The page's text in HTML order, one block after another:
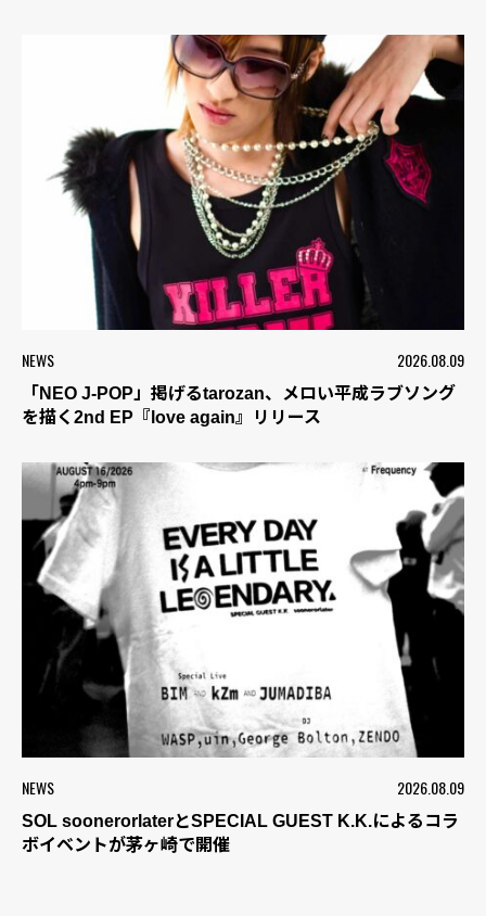
NEWS 2026.08.09
「NEO J-POP」掲げるtarozan、メロい平成ラブソング
を描く2nd EP『love again』リリース
NEWS 2026.08.09
SOL soonerorlaterとSPECIAL GUEST K.K.によるコラ
ボイベントが茅ヶ崎で開催